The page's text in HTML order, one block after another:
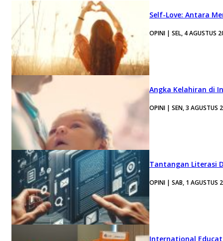
Self-Love: Antara
OPINI | SEL, 4 AGUSTUS
Angka Kelahiran di
OPINI | SEN, 3 AGUSTUS
Tantangan Literasi
OPINI | SAB, 1 AGUSTUS
International